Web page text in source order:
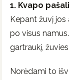
1. Kvapo
Kepant žuvį
po visus
gartraukį,
Norėdami to